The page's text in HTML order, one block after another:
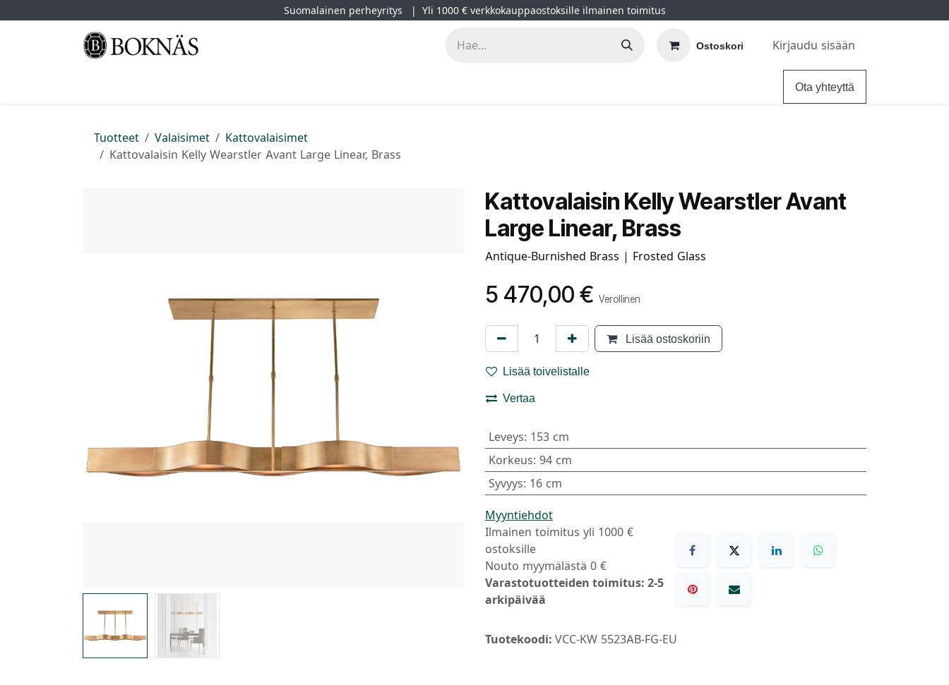
Suomalainen perheyritys | Yli 1000 € verkkokauppaostoksille ilmainen toimitus
Ostoskori Kirjaudu sisään
Ota yhteyttä
Tuotteet Valaisimet
Kattovalaisimet
Kattovalaisin Kelly Wearstler Avant Large Linear, Brass
Kattovalaisin Kelly Wearstler Avant
Large Linear, Brass
Antique-Burnished Brass | Frosted Glass
5 470,00 € Verollinen
Lisää ostoskoriin
Lisää toivelistalle
Vertaa
Leveys: 153 cm
Korkeus: 94 cm
Syvyys: 16 cm
Myyntiehdot
Ilmainen toimitus yli 1000 €
ostoksille
Nouto myymälästä 0 €
Varastotuotteiden toimitus: 2-5
arkipäivää
Tuotekoodi: VCC-KW 5523AB-FG-EU